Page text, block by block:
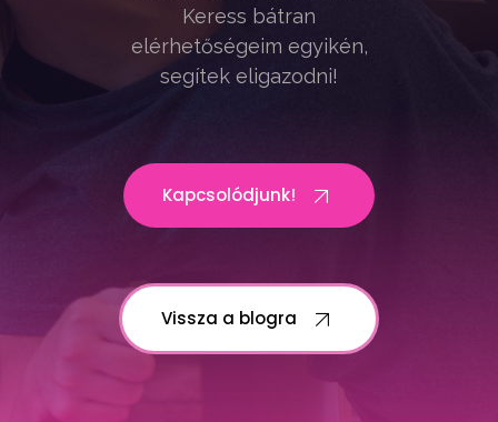
Keress bátran
elérhetőségeim egyikén,
segítek eligazodni!
Kapcsolódjunk!
Vissza a blogra